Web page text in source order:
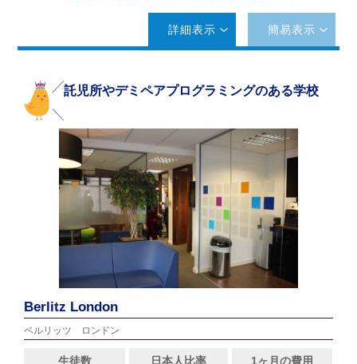
詳細表示 簡易表示
託児所やデミペアプログラミングのある学校
Berlitz London
ベルリッツ ロンドン
生徒数 日本人比率 1ヶ月の費用